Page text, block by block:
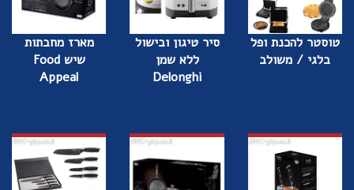
טוסטר להכנת ופל
בלגי / משולב
סיר טיגון ובישול
ללא שמן
Delonghi
מארז מחבתות
שיש Food
Appeal